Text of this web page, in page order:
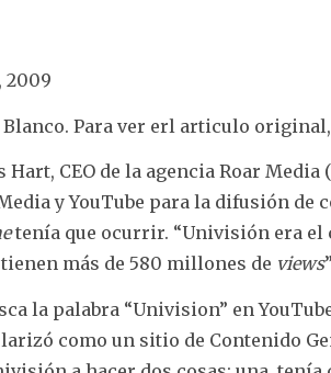
2009
Para ver erl articulo
Hart, CEO de la agencia Roar
y YouTube para la difusión
tenía que ocurrir. “Univisión era el
tienen más de 580 millones de views
la palabra “Univision” en
como un sitio de Contenido